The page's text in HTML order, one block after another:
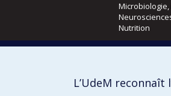
Nutrition
Orthophonie
L’UdeM